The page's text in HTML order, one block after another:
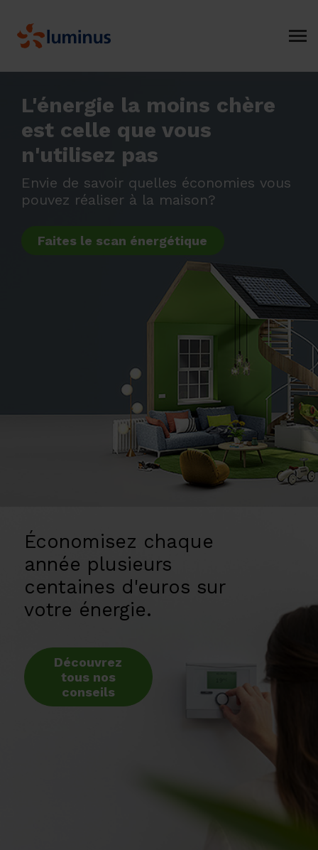
L'énergie la moins chère
est celle que vous
n'utilisez pas
Envie de savoir quelles économies vous
pouvez réaliser à la maison?
Faites le scan énergétique
Économisez chaque
année plusieurs
centaines d'euros sur
votre énergie.
Découvrez
tous nos
conseils